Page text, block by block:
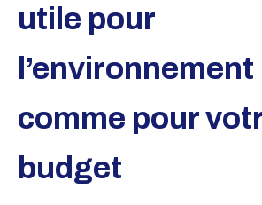
utile pour
l’environnement
comme pour
budget